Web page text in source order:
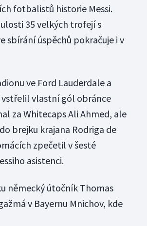
fotbalistů historie Messi.
35 velkých trofejí s
sbírání úspěchů pokračuje i v
ve Ford Lauderdale a
vstřelil vlastní gól obránce
za Whitecaps Ali Ahmed, ale
brejku krajana Rodriga de
zpečetil v šesté
asistenci.
německý útočník Thomas
v Bayernu Mnichov, kde